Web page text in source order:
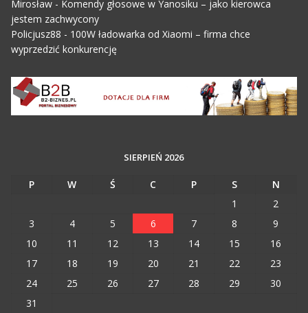
Mirosław- Komendy głosowe w Yanosiku – jako kierowca
jestem zachwycony
Policjusz88 - 100W ładowarka od Xiaomi – firma chce
wyprzedzić konkurencję
SIERPIEŃ 2026
P W Ś C P S
N
1
2
3
4 5 6 7 8
9
10
11 12 13 14 15
16
17
18 19 20 21 22
23
24
25 26 27 28 29
30
31